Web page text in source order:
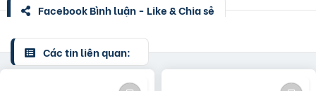
Facebook Bình luận - Like & Chia sẻ
Các tin liên quan: